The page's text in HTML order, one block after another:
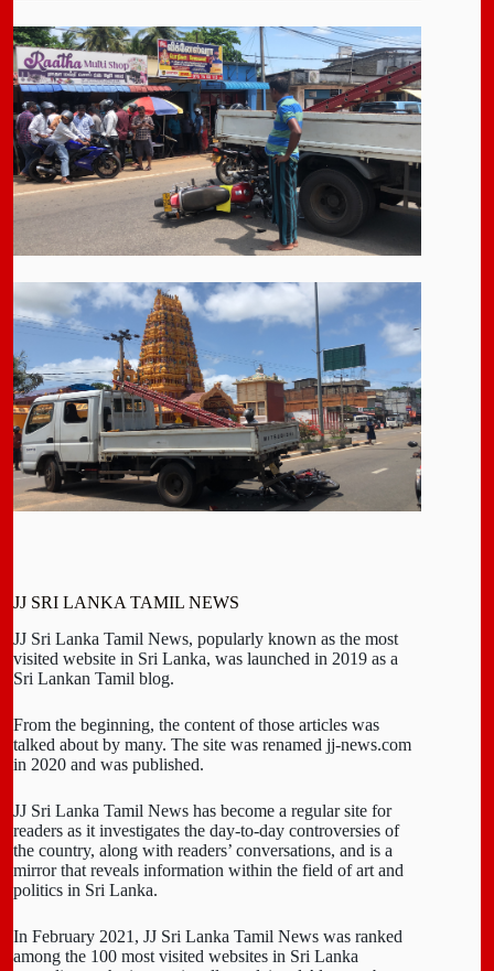
JJ SRI LANKA TAMIL NEWS
JJ Sri Lanka Tamil News, popularly known as the most
visited website in Sri Lanka, was launched in 2019 as a
Sri Lankan Tamil blog.
From the beginning, the content of those articles was
talked about by many. The site was renamed jj-news.com
in 2020 and was published.
JJ Sri Lanka Tamil News has become a regular site for
readers as it investigates the day-to-day controversies of
the country, along with readers’ conversations, and is a
mirror that reveals information within the field of art and
politics in Sri Lanka.
In February 2021, JJ Sri Lanka Tamil News was ranked
among the 100 most visited websites in Sri Lanka